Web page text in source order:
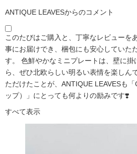
ANTIQUE LEAVESからのコメント
このたびはご購入と、丁寧なレビュー
事にお届けでき、梱包にも安心していた
す。 色鮮やかなミニプレートは、壁に
ら、ぜひ北欧らしい明るい表情を楽しん
ただけたことが、ANTIQUE LEAVESも
ップ）」にとっても何よりの励みです❣️
すべて表示